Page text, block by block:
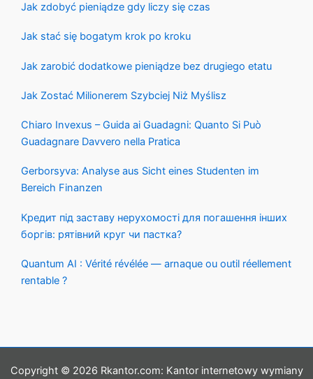
Jak zdobyć pieniądze gdy liczy się czas
Jak stać się bogatym krok po kroku
Jak zarobić dodatkowe pieniądze bez drugiego etatu
Jak Zostać Milionerem Szybciej Niż Myślisz
Chiaro Invexus – Guida ai Guadagni: Quanto Si Può
Guadagnare Davvero nella Pratica
Gerborsyva: Analyse aus Sicht eines Studenten im
Bereich Finanzen
Кредит під заставу нерухомості для погашення інших
боргів: рятівний круг чи пастка?
Quantum AI : Vérité révélée — arnaque ou outil réellement
rentable ?
Copyright © 2026 Rkantor.com: Kantor internetowy wymiany